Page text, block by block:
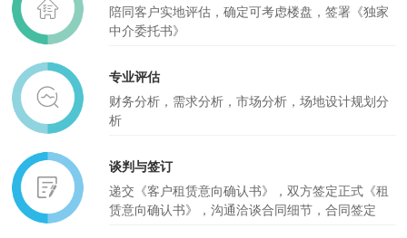
陪同客户实地评估，确定可考虑楼盘，签署《独家
中介委托书》
专业评估
财务分析，需求分析，市场分析，场地设计规划分
析
谈判与签订
递交《客户租赁意向确认书》，双方签定正式《租
赁意向确认书》，沟通洽谈合同细节，合同签定